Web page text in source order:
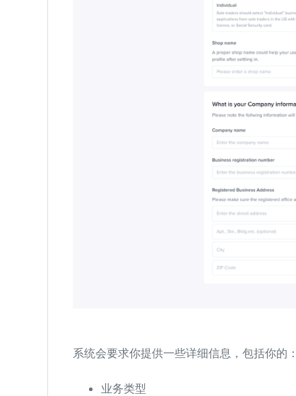
系统会要求你提供一些详细信息，包括你的：
业务类型